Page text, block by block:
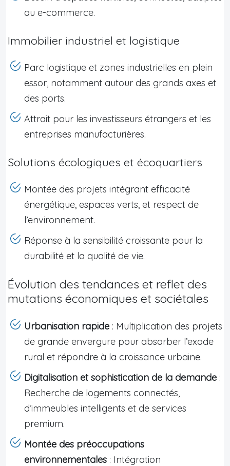
au e-commerce.
Immobilier industriel et logistique
Parc logistique et zones industrielles en plein
essor, notamment autour des grands axes et
des ports.
Attrait pour les investisseurs étrangers et les
entreprises manufacturières.
Solutions écologiques et écoquartiers
Montée des projets intégrant efficacité
énergétique, espaces verts, et respect de
l’environnement.
Réponse à la sensibilité croissante pour la
durabilité et la qualité de vie.
Évolution des tendances et reflet des
mutations économiques et sociétales
Urbanisation rapide : Multiplication des projets
de grande envergure pour absorber l’exode
rural et répondre à la croissance urbaine.
Digitalisation et sophistication de la demande :
Recherche de logements connectés,
d’immeubles intelligents et de services
premium.
Montée des préoccupations
environnementales : Intégration